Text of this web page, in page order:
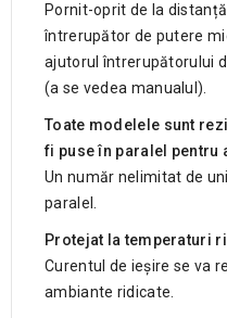
Pornit-oprit de la
întrerupător de putere
ajutorul întrerupătorului
(a se vedea manualul).
Toate modelele sunt
fi puse în paralel pentru
Un număr nelimitat de
paralel.
Protejat la temperaturi
Curentul de ieșire se va
ambiante ridicate.